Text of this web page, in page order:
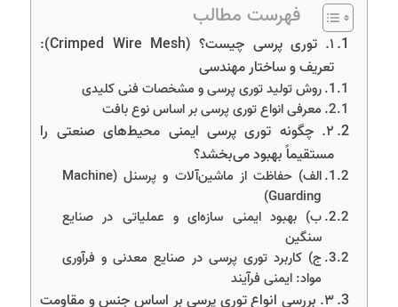
فهرست مطالب
۱. توری پرسی چیست؟ (Crimped Wire Mesh):
تعریف و ساختار مهندسی
روش تولید توری پرسی و مشخصات فنی کلیدی
معرفی انواع توری پرسی بر اساس نوع بافت
۲. چگونه توری پرسی ایمنی محیط‌های صنعتی را
مستقیماً بهبود می‌بخشد؟
الف) حفاظت از ماشین‌آلات و پرسنل (Machine
Guarding)
ب) بهبود ایمنی سازه‌ای و عملیاتی در صنایع
سنگین
ج) کاربرد توری پرسی در صنایع معدنی و فرآوری
مواد: ایمنی فرآیند
۳. بررسی انواع توری پرسی بر اساس جنس و مقاومت